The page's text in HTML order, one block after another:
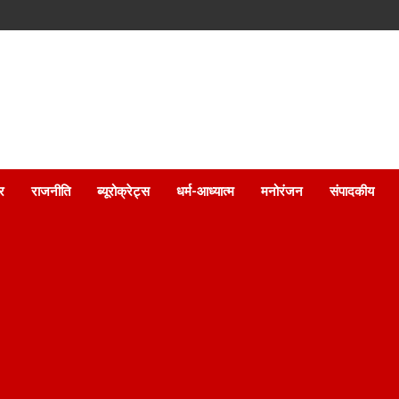
राजनीति ब्यूरोक्रेट्स धर्म-आध्यात्म मनोरंजन संपादकीय